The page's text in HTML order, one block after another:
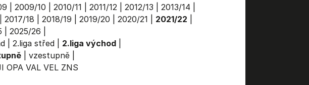
2009/10 2010/11 2011/12| 2012/13 2013/14
2017/18 2018/19 2019/20 2020/21 2021/22
2025/26
| 2.liga střed| 2.liga východ|
| vzestupně|
OPA VAL VEL ZNS